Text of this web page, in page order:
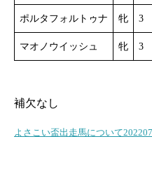
ポルタフォルトゥナ 牝 3
マオノウイッシュ 牝 3
補欠なし
よさこい盃出走馬について